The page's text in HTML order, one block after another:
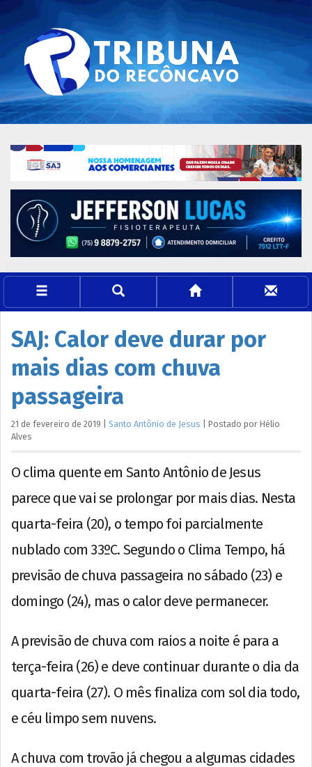
SAJ: Calor deve durar por
mais dias com chuva
passageira
21 de fevereiro de 2019 Santo Antônio de Jesus Postado por Hélio
Alves
O clima quente em Santo Antônio de Jesus
parece que vai se prolongar por mais dias. Nesta
quarta-feira (20), o tempo foi parcialmente
nublado com 33ºC. Segundo o Clima Tempo, há
previsão de chuva passageira no sábado (23) e
domingo (24), mas o calor deve permanecer.
A previsão de chuva com raios a noite é para a
terça-feira (26) e deve continuar durante o dia da
quarta-feira (27). O mês finaliza com sol dia todo,
e céu limpo sem nuvens.
A chuva com trovão já chegou a algumas cidades